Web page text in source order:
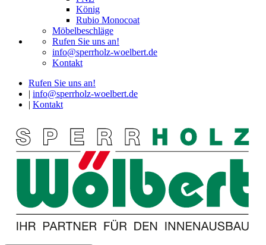
König
Rubio Monocoat
Möbelbeschläge
Rufen Sie uns an!
info@sperrholz-woelbert.de
Kontakt
Rufen Sie uns an!
info@sperrholz-woelbert.de
Kontakt